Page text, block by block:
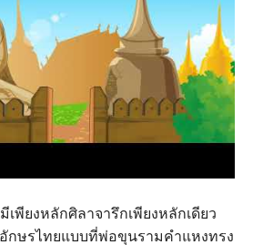
พียงหลักศิลาจารึกเพียงหลักเดียว
กษรไทยแบบที่พ่อขุนรามคำแหงทรง